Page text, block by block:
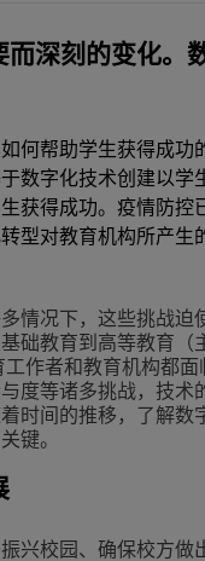
Solutions
Purple
统一通信
客户服务
混合办公场
Mission-
数字红利
执行
深刻的变化。
何帮助学生获得成功
数字化技术创建以学
获得成功。疫情防控
型对教育机构所产生
情况下，这些挑战迫
础教育到高等教育（
作者和教育机构都面
度等诸多挑战，技术
时间的推移，了解数
键。
兴校园、确保校方